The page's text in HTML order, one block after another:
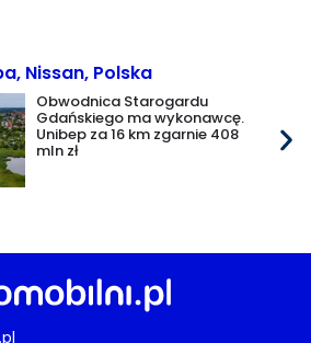
, Nissan, Polska
Obwodnica Starogardu
Gdańskiego ma wykonawcę.
Unibep za 16 km zgarnie 408
mln zł